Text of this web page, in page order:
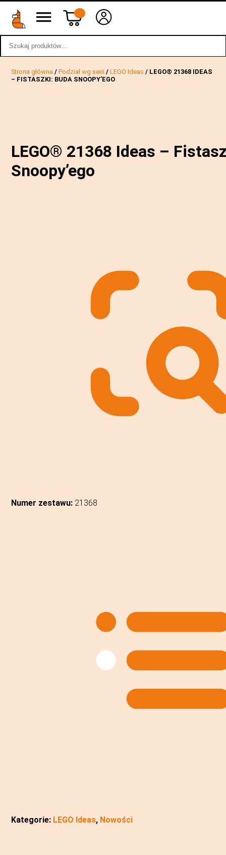
wstecz
Strona główna /Podział wg serii /LEGO Ideas / LEGO® 21368 IDEAS
– FISTASZKI: BUDA SNOOPY’EGO
LEGO® 21368 Ideas –
Snoopy’ego
Numer zestawu: 21368
Kategorie: LEGO Ideas, Nowości